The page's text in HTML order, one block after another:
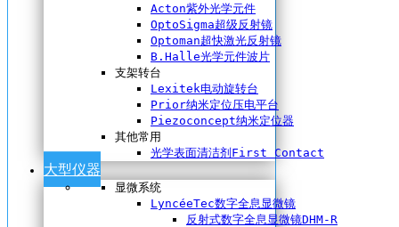
Acton紫外光学元件
OptoSigma超级反射镜
Optoman超快激光反射镜
B.Halle光学元件波片
支架转台
Lexitek电动旋转台
Prior纳米定位压电平台
Piezoconcept纳米定位器
其他常用
光学表面清洁剂First Contact
大型仪器
显微系统
LyncéeTec数字全息显微镜
反射式数字全息显微镜DHM-R